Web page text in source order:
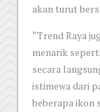
akan turut
“Trend Raya
menarik
secara
istimewa dari
beberapa ikon